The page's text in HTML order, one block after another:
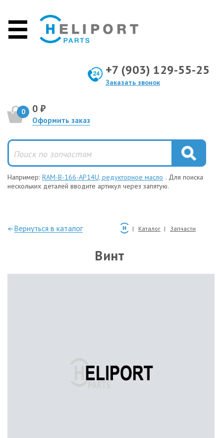
+7 (903) 129-55-25
Заказать звонок
0 0 ₽
Оформить заказ
Например: RAM-B-166-AP14U, редукторное масло . Для поиска
нескольких деталей вводите артикул через запятую.
—Вернуться в каталог Каталог Запчасти
Винт